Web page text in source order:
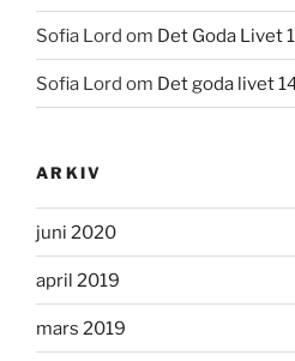
Sofia Lord om Det Goda Livet
Sofia Lord om Det goda livet
ARKIV
juni 2020
april 2019
mars 2019